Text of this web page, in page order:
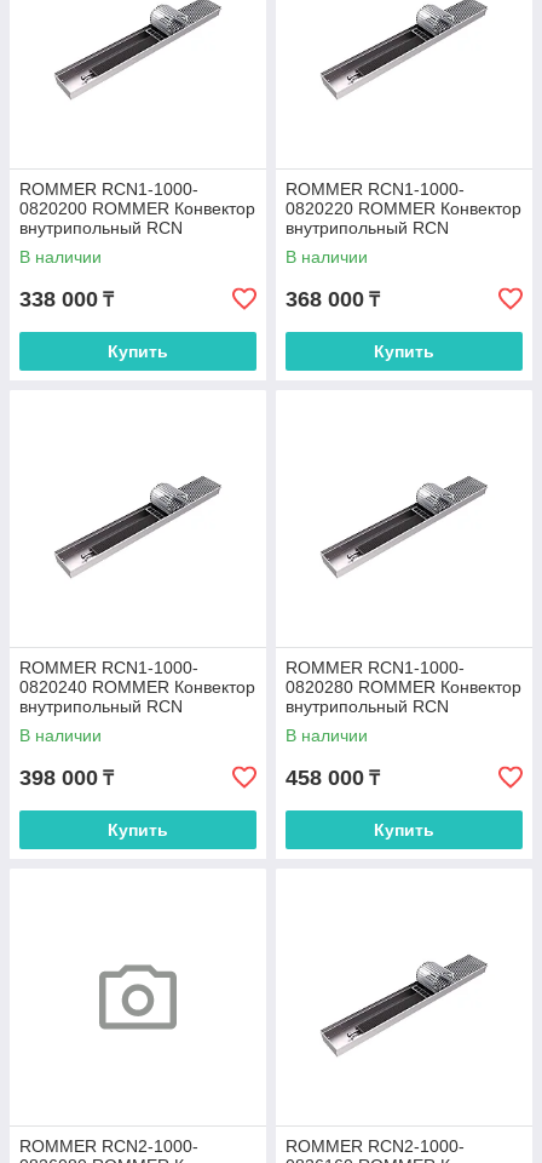
ROMMER RCN1-1000-
0820200 ROMMER Конвектор
внутрипольный RCN
80.200.2000 (Решётка
роликовая, анодированный
В наличии
338 000 ₸
Купить
ROMMER RCN1-1000-
0820220 ROMMER Конвектор
внутрипольный RCN
80.200.2200 (Решётка
роликовая, анодированный
В наличии
368 000 ₸
Купить
ROMMER RCN1-1000-
0820240 ROMMER Конвектор
внутрипольный RCN
80.200.2400 (Решётка
роликовая, анодированный
В наличии
398 000 ₸
Купить
ROMMER RCN1-1000-
0820280 ROMMER Конвектор
внутрипольный RCN
80.200.2800 (Решётка
роликовая, анодированный
В наличии
458 000 ₸
Купить
ROMMER RCN2-1000-
ROMMER RCN2-1000-